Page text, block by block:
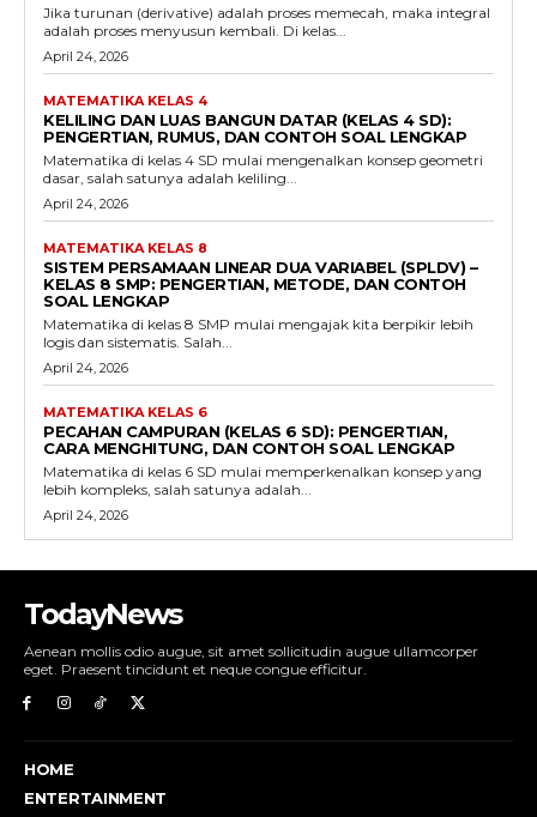
Jika turunan (derivative) adalah proses memecah, maka integral
adalah proses menyusun kembali. Di kelas...
April 24, 2026
MATEMATIKA KELAS 4
KELILING DAN LUAS BANGUN DATAR (KELAS 4 SD):
PENGERTIAN, RUMUS, DAN CONTOH SOAL LENGKAP
Matematika di kelas 4 SD mulai mengenalkan konsep geometri
dasar, salah satunya adalah keliling...
April 24, 2026
MATEMATIKA KELAS 8
SISTEM PERSAMAAN LINEAR DUA VARIABEL (SPLDV) –
KELAS 8 SMP: PENGERTIAN, METODE, DAN CONTOH
SOAL LENGKAP
Matematika di kelas 8 SMP mulai mengajak kita berpikir lebih
logis dan sistematis. Salah...
April 24, 2026
MATEMATIKA KELAS 6
PECAHAN CAMPURAN (KELAS 6 SD): PENGERTIAN,
CARA MENGHITUNG, DAN CONTOH SOAL LENGKAP
Matematika di kelas 6 SD mulai memperkenalkan konsep yang
lebih kompleks, salah satunya adalah...
April 24, 2026
TodayNews
Aenean mollis odio augue, sit amet sollicitudin augue ullamcorper
eget. Praesent tincidunt et neque congue efficitur.
HOME
ENTERTAINMENT